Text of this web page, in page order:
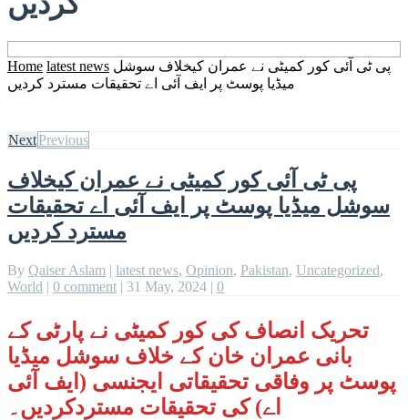
Home latest news پی ٹی آئی کور کمیٹی نے عمران کیخلاف سوشل
میڈیا پوسٹ پر ایف آئی اے تحقیقات مسترد کردیں
NextPrevious
پی ٹی آئی کور کمیٹی نے عمران کیخلاف
سوشل میڈیا پوسٹ پر ایف آئی اے تحقیقات
مسترد کردیں
By Qaiser Aslam | latest news, Opinion, Pakistan, Uncategorized,
World | 0 comment | 31 May, 2024 | 0
تحریک انصاف کی کور کمیٹی نے پارٹی کے
بانی عمران خان کے خلاف سوشل میڈیا
پوسٹ پر وفاقی تحقیقاتی ایجنسی (ایف آئی
اے) کی تحقیقات مستردکردیں۔